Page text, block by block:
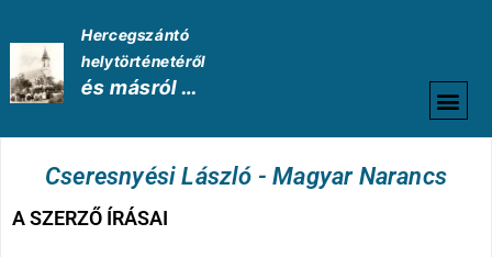
Hercegszántó
helytörténetéről
és másról …
Cseresnyési László - Magyar Narancs
A SZERZŐ ÍRÁSAI